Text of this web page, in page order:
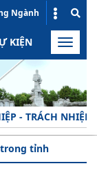
Ngành
KIỆN HOẠT
Toggle
TRÁCH NHIỆM -
tỉnh